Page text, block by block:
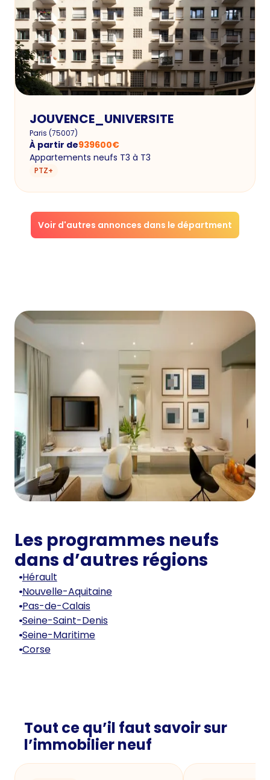
JOUVENCE_UNIVERSITE
Paris (75007)
À partir de939600€
Appartements neufs T3 à T3
PTZ+
Voir d'autres annonces dans le départment
Les programmes neufs
dans d’autres régions
Hérault
Nouvelle-Aquitaine
Pas-de-Calais
Seine-Saint-Denis
Seine-Maritime
Corse
Tout ce qu’il faut savoir sur
l’immobilier neuf